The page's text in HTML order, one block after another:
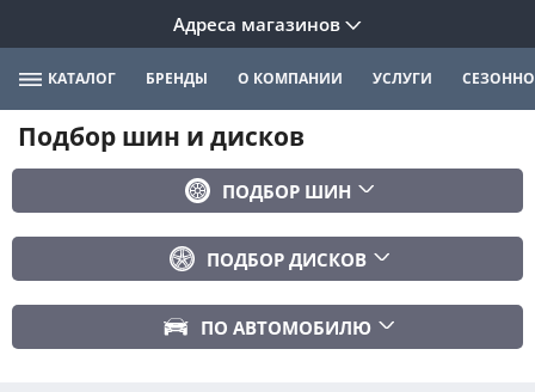
Адреса магазинов
КАТАЛОГ БРЕНДЫ О КОМПАНИИ УСЛУГИ
Подбор шин и дисков
ПОДБОР ШИН
ПОДБОР ДИСКОВ
ПО АВТОМОБИЛЮ